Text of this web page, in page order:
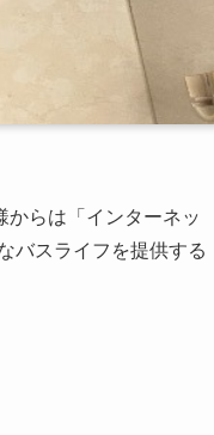
らは「インターネッ
バスライフを提供する